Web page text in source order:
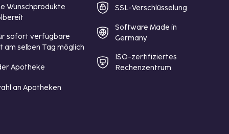
Wunschprodukte
sofort verfügbare
am selben Tag möglich
Apotheke
an Apotheken
SSL-Verschlüsselung
Software Made in
Germany
ISO-zertifiziertes
Rechenzentrum